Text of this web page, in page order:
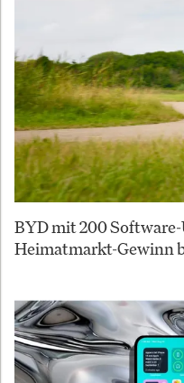
BYD mit 200
Heimatmarkt-Gewinn